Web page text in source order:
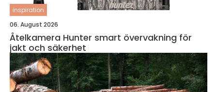
inspiration
06. August 2026
Åtelkamera Hunter smart övervakning för
jakt och säkerhet